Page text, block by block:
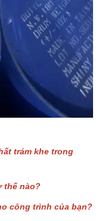
trám khe trong
thế nào?
công trình của bạn?